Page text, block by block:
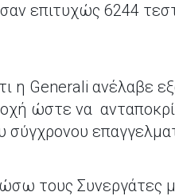
επιτυχώς 6244
η Generali ανέλαβε
ώστε να
σύγχρονου
τους Συνεργάτες